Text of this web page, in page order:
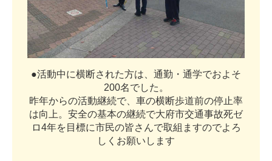
●活動中に横断さ れた方は 通勤 ・ 通学でおよ そ
200名でした 。
昨年からの活動継続で 車の横断歩道前の停止率
は向 上 。 安全の基本の継続で大府市交通事故死ゼ
ロ4年を 目 標に市民の皆さ んで取組 ま すのでよ ろ
し く お願い し ま す